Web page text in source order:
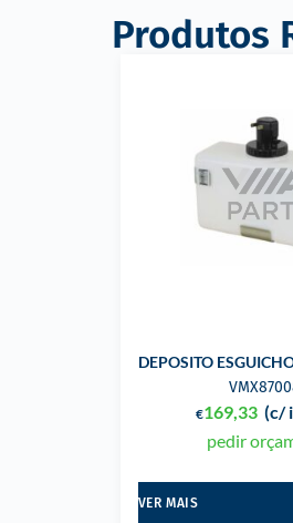
Produtos
DEPOSITO
€169,33 (c/
pedir
VER MAIS